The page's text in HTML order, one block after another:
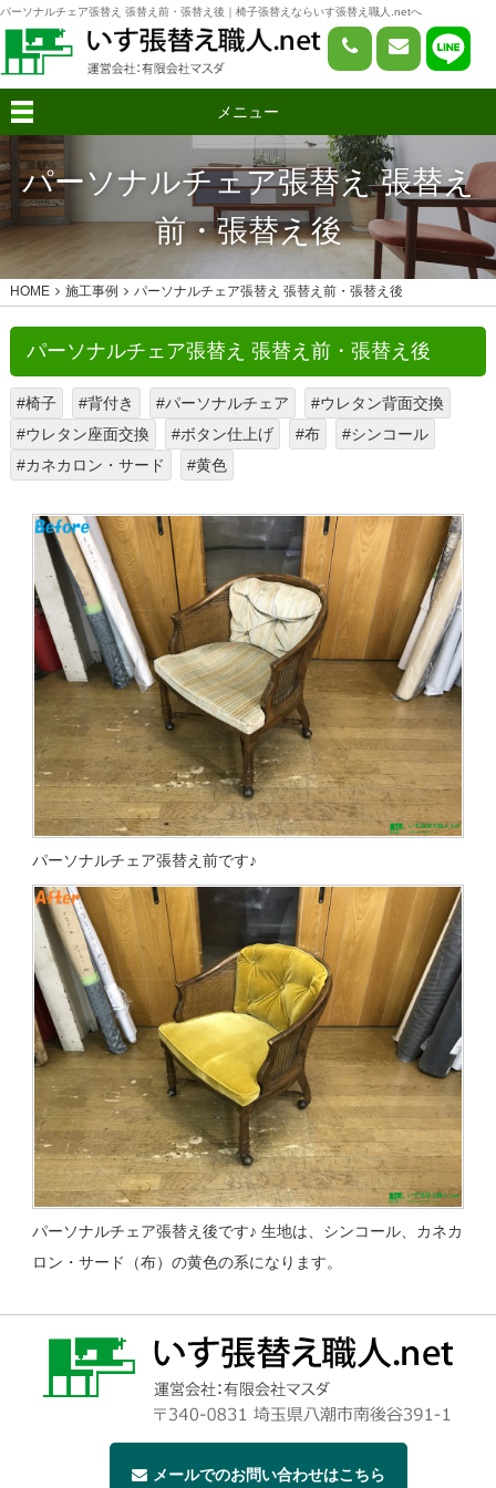
パーソナルチェア張替え 張替え前・張替え後｜椅子張替えならいす張替え職人.netへ
メニュー
パーソナルチェア張替え 張替え
前・張替え後
HOME 施工事例 パーソナルチェア張替え 張替え前・張替え後
パーソナルチェア張替え 張替え前・張替え後
#椅子 #背付き #パーソナルチェア
#ウレタン背面交換
#ウレタン座面交換
#ボタン仕上げ #布
#シンコール
#カネカロン・サード
#黄色
パーソナルチェア張替え前です♪
パーソナルチェア張替え後です♪ 生地は、シンコール、カネカ
ロン・サード（布）の黄色の系になります。
メールでのお問い合わせはこちら